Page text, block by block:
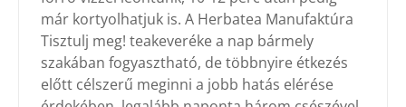
már kortyolhatjuk is. A Herbatea Manufaktúra
Tisztulj meg! teakeveréke a nap bármely
szakában fogyasztható, de többnyire étkezés
előtt célszerű meginni a jobb hatás elérése